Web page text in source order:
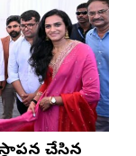
చేసిన